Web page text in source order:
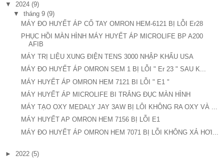
▼ 2024 (9)
▼
tháng 9 (9)
MÁY ĐO HUYẾT ÁP CỔ TAY OMRON HEM-6121 BỊ LỖI Er28
PHỤC HỒI MÀN HÌNH MÁY HUYẾT ÁP MICROLIFE BP A200
AFIB
MÁY TRỊ LIỆU XUNG ĐIỆN TENS 3000 NHẬP KHẨU USA
MÁY ĐO HUYẾT ÁP OMRON SEM 1 BỊ LỖI " Er 23 " SAU K...
MÁY HUYẾT ÁP OMRON HEM 7121 BI LỖI " E1 "
MÁY HUYẾT ÁP MICROLIFE BI TRẮNG ĐỤC MÀN HÌNH
MÁY TẠO OXY MEDALY JAY 3AW BỊ LÔI KHÔNG RA OXY VÀ ...
MÁY HUYẾT AP OMRON HEM 7156 BỊ LỖI E1
MÁY ĐO HUYẾT ÁP OMRON HEM 7071 BỊ LỖI KHÔNG XẢ HƠI...
► 2022 (5)